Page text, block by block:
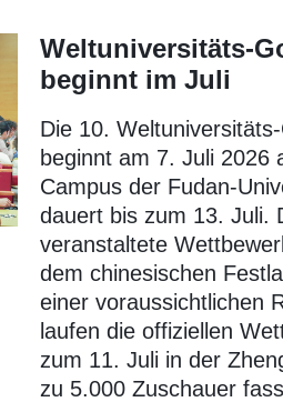
Weltuniversitäts-
beginnt im Juli
Die 10.
beginnt am 7. Juli 2026
Campus der Fudan-
dauert bis zum 13. Juli.
veranstaltete
dem chinesischen
einer voraussichtlichen
laufen die offiziellen
zum 11. Juli in der
zu 5.000 Zuschauer